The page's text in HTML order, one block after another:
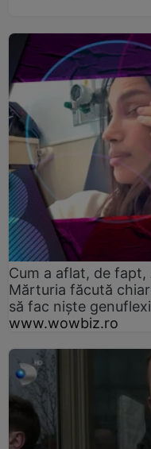
Cum a aflat, de fapt,
Mărturia făcută
să fac niște
www.wowbiz.ro